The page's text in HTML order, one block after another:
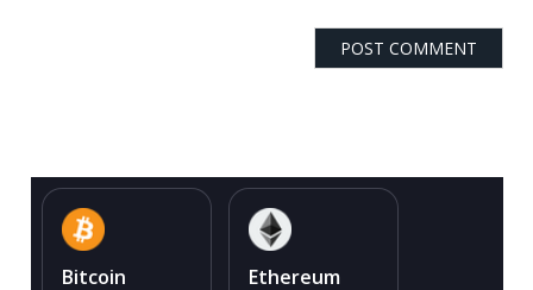
Bitcoin Ethereum